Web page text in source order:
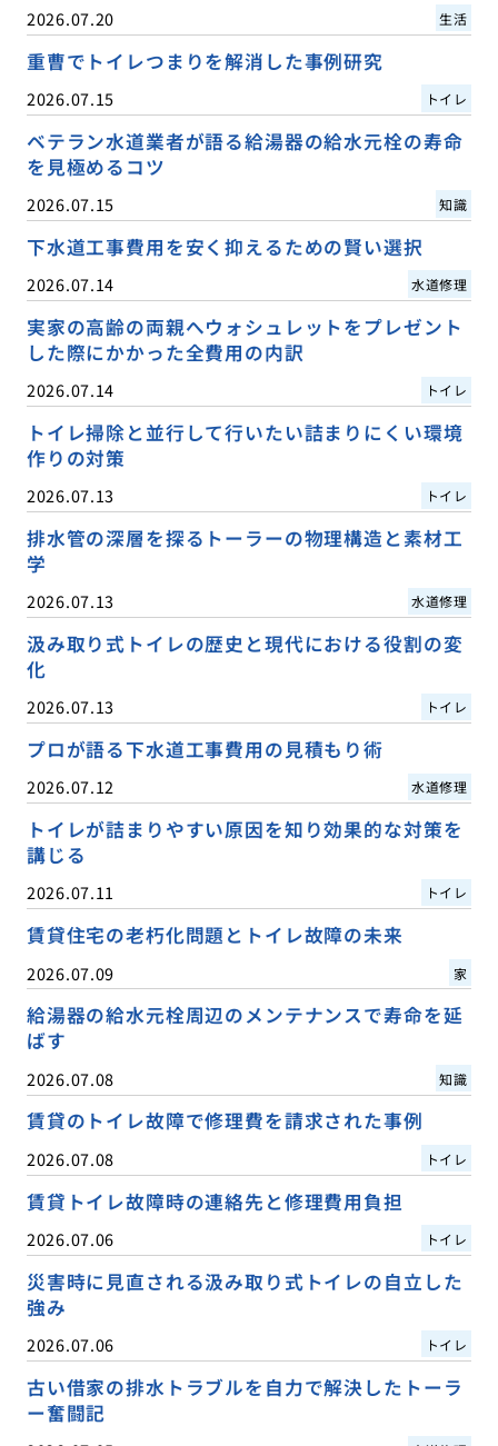
2026.07.20 生活
重曹でトイレつまりを解消した事例研究
2026.07.15 トイレ
ベテラン水道業者が語る給湯器の給水元栓の寿命
を見極めるコツ
2026.07.15 知識
下水道工事費用を安く抑えるための賢い選択
2026.07.14 水道修理
実家の高齢の両親へウォシュレットをプレゼント
した際にかかった全費用の内訳
2026.07.14 トイレ
トイレ掃除と並行して行いたい詰まりにくい環境
作りの対策
2026.07.13 トイレ
排水管の深層を探るトーラーの物理構造と素材工
学
2026.07.13 水道修理
汲み取り式トイレの歴史と現代における役割の変
化
2026.07.13 トイレ
プロが語る下水道工事費用の見積もり術
2026.07.12 水道修理
トイレが詰まりやすい原因を知り効果的な対策を
講じる
2026.07.11 トイレ
賃貸住宅の老朽化問題とトイレ故障の未来
2026.07.09 家
給湯器の給水元栓周辺のメンテナンスで寿命を延
ばす
2026.07.08 知識
賃貸のトイレ故障で修理費を請求された事例
2026.07.08 トイレ
賃貸トイレ故障時の連絡先と修理費用負担
2026.07.06 トイレ
災害時に見直される汲み取り式トイレの自立した
強み
2026.07.06 トイレ
古い借家の排水トラブルを自力で解決したトーラ
ー奮闘記